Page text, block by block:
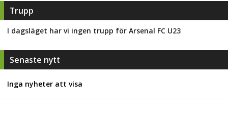
Trupp
I dagsläget har vi ingen trupp för Arsenal FC U23
Senaste nytt
Inga nyheter att visa